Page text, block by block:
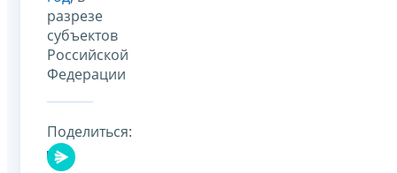
разрезе
субъектов
Российской
Федерации
Поделиться: